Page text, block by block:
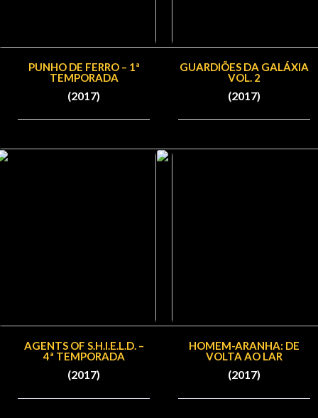
PUNHO DE FERRO – 1ª
TEMPORADA
(2017)
GUARDIÕES DA GALÁXIA
VOL. 2
(2017)
AGENTS OF S.H.I.E.L.D. –
4ª TEMPORADA
(2017)
HOMEM-ARANHA: DE
VOLTA AO LAR
(2017)